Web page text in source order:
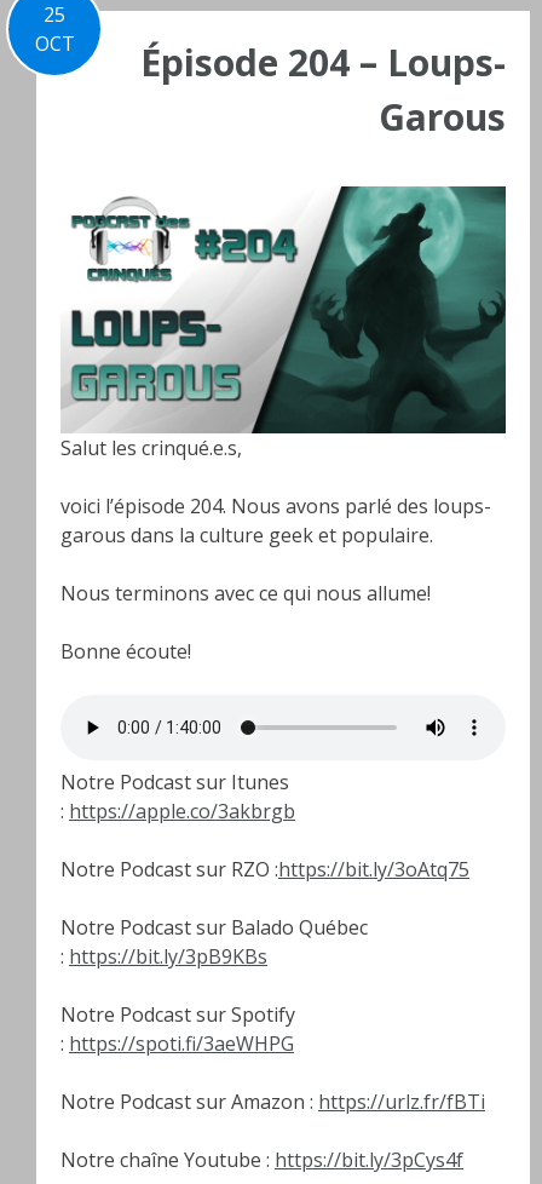
25
OCT
Épisode 204 – Loups-
Garous
Salut les crinqué.e.s,
voici l’épisode 204. Nous avons parlé des loups-
garous dans la culture geek et populaire.
Nous terminons avec ce qui nous allume!
Bonne écoute!
Notre Podcast sur Itunes
: https://apple.co/3akbrgb
Notre Podcast sur RZO :https://bit.ly/3oAtq75
Notre Podcast sur Balado Québec
: https://bit.ly/3pB9KBs
Notre Podcast sur Spotify
: https://spoti.fi/3aeWHPG
Notre Podcast sur Amazon : https://urlz.fr/fBTi
Notre chaîne Youtube : https://bit.ly/3pCys4f